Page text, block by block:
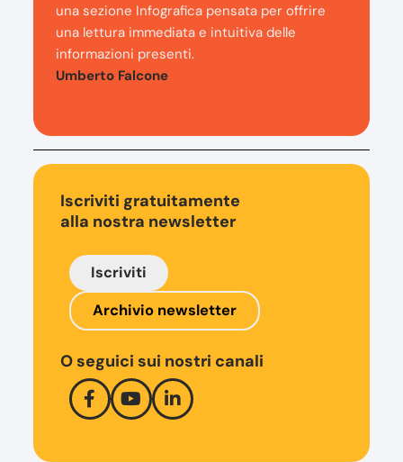
una sezione Infografica pensata per offrire
una lettura immediata e intuitiva delle
informazioni presenti.
Umberto Falcone
Iscriviti gratuitamente
alla nostra newsletter
Iscriviti
Archivio newsletter
O seguici sui nostri canali